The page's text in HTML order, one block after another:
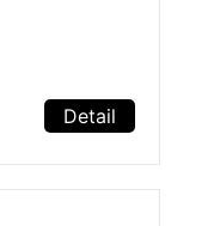
Detail